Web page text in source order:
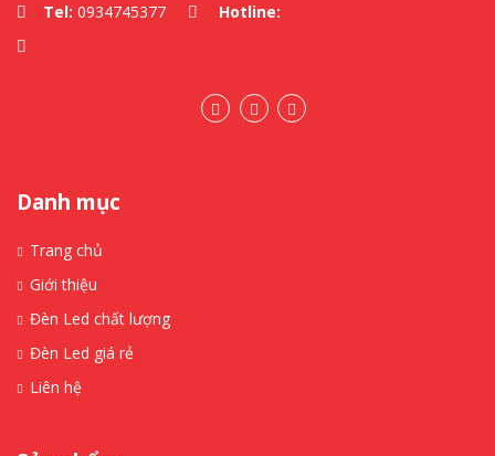
Tel: 0934745377 Hotline:
Danh mục
Trang chủ
Giới thiệu
Đèn Led chất lượng
Đèn Led giá rẻ
Liên hệ